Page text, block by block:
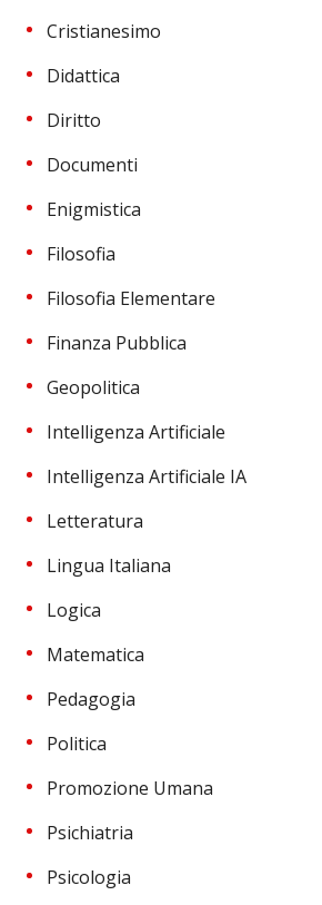
Cristianesimo
Didattica
Diritto
Documenti
Enigmistica
Filosofia
Filosofia Elementare
Finanza Pubblica
Geopolitica
Intelligenza Artificiale
Intelligenza Artificiale IA
Letteratura
Lingua Italiana
Logica
Matematica
Pedagogia
Politica
Promozione Umana
Psichiatria
Psicologia